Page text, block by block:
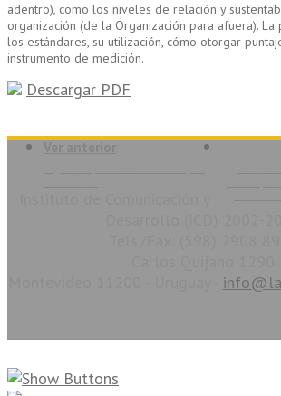
adentro), como los niveles de relación y
organización (de la Organización para afuera). La
los estándares, su utilización, cómo otorgar
instrumento de medición.
Descargar PDF